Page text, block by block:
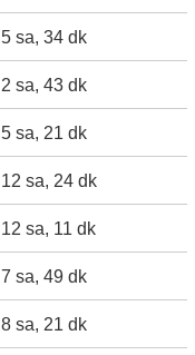
5 sa, 34 dk
2 sa, 43 dk
5 sa, 21 dk
12 sa, 24 dk
12 sa, 11 dk
7 sa, 49 dk
8 sa, 21 dk